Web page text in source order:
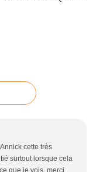
cette très
surtout lorsque cela
que je vois, merci